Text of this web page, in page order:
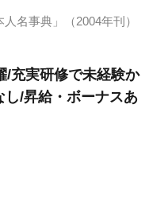
名事典」（2004年刊）
/充実研修で未経験か
し/昇給・ボーナスあ